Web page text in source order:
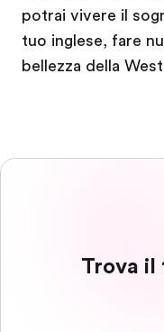
potrai vivere il
tuo inglese, fare
bellezza della
Trova